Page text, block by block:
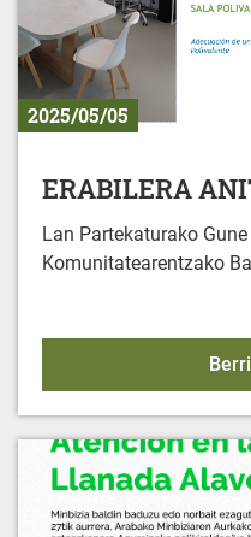
2025/05/05
ERABILERA
Lan Partekaturako Gune
Komunitatearentzako